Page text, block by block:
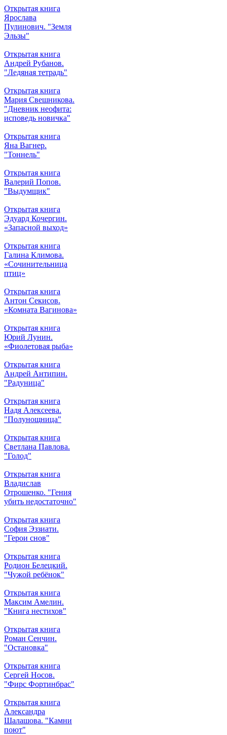
Открытая книга
Ярослава
Пулинович. "Земля
Эльзы"
Открытая книга
Андрей Рубанов.
"Ледяная тетрадь"
Открытая книга
Мария Свешникова.
"Дневник неофита:
исповедь новичка"
Открытая книга
Яна Вагнер.
"Тоннель"
Открытая книга
Валерий Попов.
"Выдумщик"
Открытая книга
Эдуард Кочергин.
«Запасной выход»
Открытая книга
Галина Климова.
«Сочинительница
птиц»
Открытая книга
Антон Секисов.
«Комната Вагинова»
Открытая книга
Юрий Лунин.
«Фиолетовая рыба»
Открытая книга
Андрей Антипин.
"Радуница"
Открытая книга
Надя Алексеева.
"Полунощница"
Открытая книга
Светлана Павлова.
"Голод"
Открытая книга
Владислав
Отрошенко. "Гения
убить недостаточно"
Открытая книга
София Эззиати.
"Герои снов"
Открытая книга
Родион Белецкий.
"Чужой ребёнок"
Открытая книга
Максим Амелин.
"Книга нестихов"
Открытая книга
Роман Сенчин.
"Остановка"
Открытая книга
Сергей Носов.
"Фирс Фортинбрас"
Открытая книга
Александра
Шалашова. "Камни
поют"